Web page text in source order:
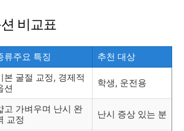
비교표
류주요 특징 추천 대상
본 굴절 교정, 경제적
션
학생, 운전용
고 가벼우며 난시 완
교정
난시 증상 있는 분